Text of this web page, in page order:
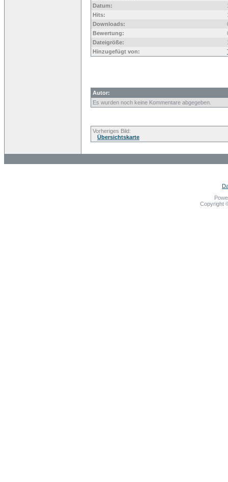
Datum:
Hits:
Downloads:
Bewertung:
Dateigröße:
Hinzugefügt von:
Autor:
Es wurden noch keine Kommentare abgegeben.
Vorheriges Bild:
Übersichtskarte
Copyright